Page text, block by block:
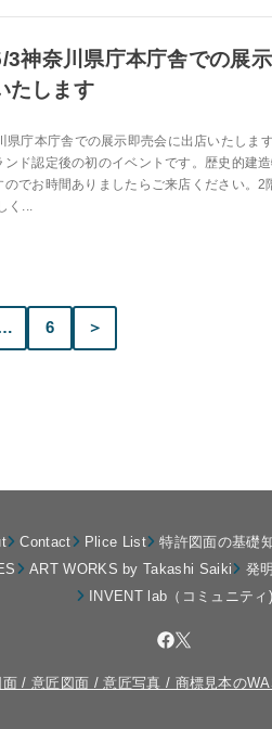
神奈川県庁本庁舎での展
たします
県庁本庁舎での展示即売会に出店いたしま
ンド認定後の初のイベントです。歴史的建
のでお時間ありましたらご来店ください。2
く...
6 ＞
Contact Plice List 特許図面の基礎
ART WORKS by Takashi Saiki 発
INVENT lab（コミュニティ)
面 / 意匠図面 / 意匠写真 / 商標見本の